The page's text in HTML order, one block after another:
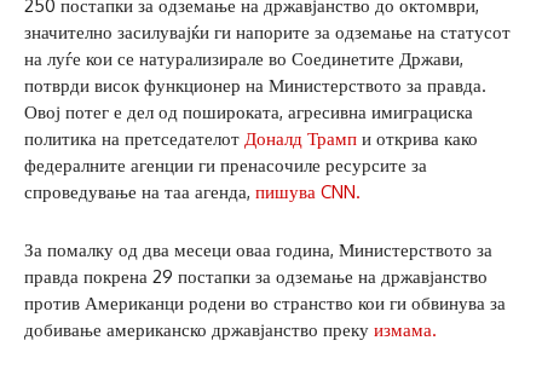
250 постапки за одземање на државјанство до октомври,
значително засилувајќи ги напорите за одземање на статусот
на луѓе кои се натурализирале во Соединетите Држави,
потврди висок функционер на Министерството за правда.
Овој потег е дел од пошироката, агресивна имиграциска
политика на претседателот Доналд Трамп и открива како
федералните агенции ги пренасочиле ресурсите за
спроведување на таа агенда, пишува CNN.
За помалку од два месеци оваа година, Министерството за
правда покрена 29 постапки за одземање на државјанство
против Американци родени во странство кои ги обвинува за
добивање американско државјанство преку измама.